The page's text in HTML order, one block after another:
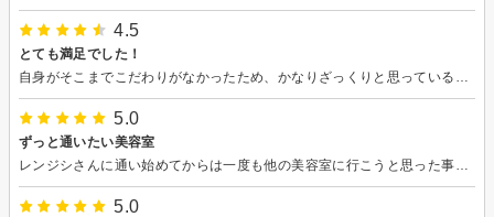
4.5
とても満足でした！
5.0
ずっと通いたい美容室
5.0